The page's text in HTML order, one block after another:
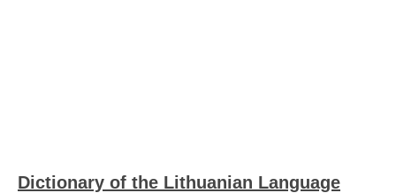
Dictionary of the Lithuanian Language